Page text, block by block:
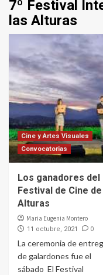
7º Festival
las Alturas
Cine y Artes Visuales
Convocatorias
Los ganadores del
Festival de Cine
Alturas
Maria Eugenia Montero
11 octubre, 2021 0
La ceremonia de
de galardones fue el
sábado El Festival